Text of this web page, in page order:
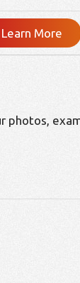
Learn More
photos,